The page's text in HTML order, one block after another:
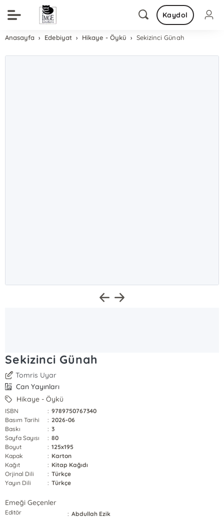
Kaydol
Anasayfa Edebiyat Hikaye - Öykü Sekizinci Günah
Sekizinci Günah
Tomris Uyar
Can Yayınları
Hikaye - Öykü
ISBN : 9789750767340
Basım Tarihi
: 2026-06
Baskı
: 3
Sayfa Sayısı
: 80
Boyut
: 125x195
Kapak
: Karton
Kağıt
: Kitap Kağıdı
Orjinal Dili
: Türkçe
Yayın Dili
: Türkçe
Emeği Geçenler
Editör : Abdullah Ezik